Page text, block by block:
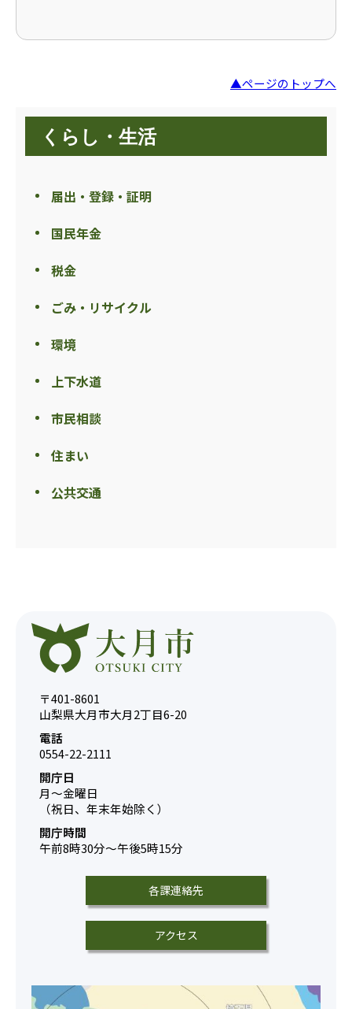
▲ページのトップへ
くらし・生活
届出・登録・証明
国民年金
税金
ごみ・リサイクル
環境
上下水道
市民相談
住まい
公共交通
〒401-8601
山梨県大月市大月2丁目6-20
電話
0554-22-2111
開庁日
月～金曜日
（祝日、年末年始除く）
開庁時間
午前8時30分～午後5時15分
各課連絡先
アクセス